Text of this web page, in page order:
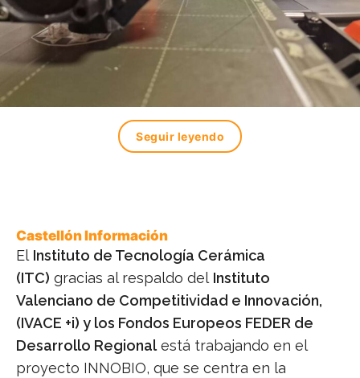
Seguir leyendo
Castellón Información
El Instituto de Tecnología Cerámica
(ITC) gracias al respaldo del Instituto
Valenciano de Competitividad e Innovación,
(IVACE +i) y los Fondos Europeos FEDER de
Desarrollo Regionalestá trabajando en el
proyecto INNOBIO, que se centra en la